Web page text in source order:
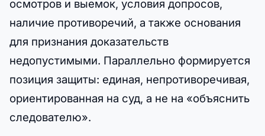
осмотров и выемок, условия допросов,
наличие противоречий, а также основания
для признания доказательств
недопустимыми. Параллельно формируется
позиция защиты: единая, непротиворечивая,
ориентированная на суд, а не на «объяснить
следователю».